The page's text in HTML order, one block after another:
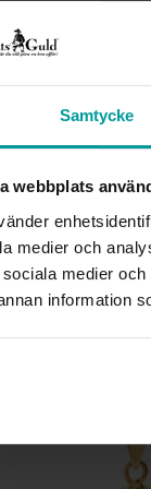
Samtycke
webbplats
medier och
medier
information